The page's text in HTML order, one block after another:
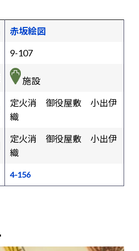
赤坂絵図
9-107
施設
定火消 御役屋敷 小出伊
織
定火消 御役屋敷 小出伊
織
4-156